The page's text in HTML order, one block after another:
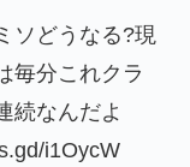
ソどうなる?現
毎分これクラ
続なんだよ
i1OycW